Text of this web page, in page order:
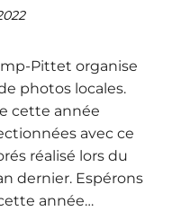
Pittet organise
photos locales.
cette année
avec ce
réalisé lors du
dernier. Espérons
année…